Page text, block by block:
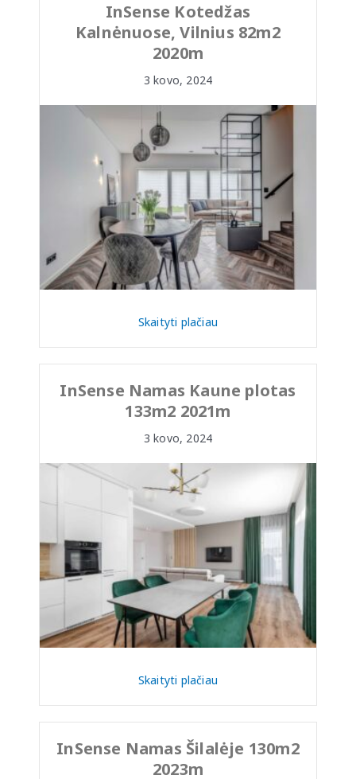
InSense Kotedžas
Kalnėnuose, Vilnius 82m2
2020m
3 kovo, 2024
Skaityti plačiau
InSense Namas Kaune plotas
133m2 2021m
3 kovo, 2024
Skaityti plačiau
InSense Namas Šilalėje 130m2
2023m